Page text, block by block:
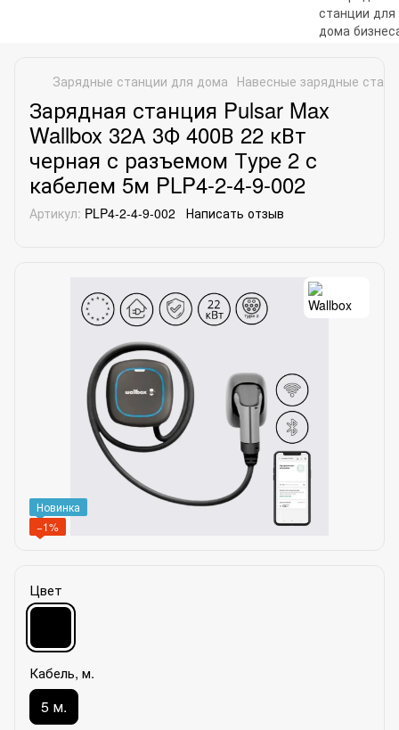
Зарядные станции для дома Навесные зарядные
Зарядная станция Pulsar Max
Wallbox 32А 3Ф 400В 22 кВт
черная с разъемом Тype 2 с
кабелем 5м PLP4-2-4-9-002
Артикул: PLP4-2-4-9-002 Написать отзыв
Новинка
−1%
Цвет
Кабель, м.
5 м.